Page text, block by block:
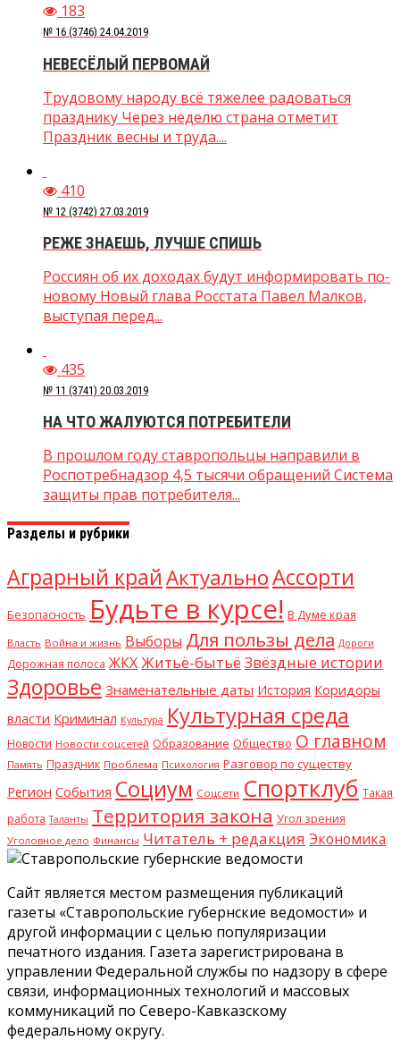
183
№ 16 (3746) 24.04.2019
НЕВЕСЁЛЫЙ ПЕРВОМАЙ
Трудовому народу всё тяжелее радоваться
празднику Через неделю страна отметит
Праздник весны и труда....
410
№ 12 (3742) 27.03.2019
РЕЖЕ ЗНАЕШЬ, ЛУЧШЕ СПИШЬ
Россиян об их доходах будут информировать по-
новому Новый глава Росстата Павел Малков,
выступая перед...
435
№ 11 (3741) 20.03.2019
НА ЧТО ЖАЛУЮТСЯ ПОТРЕБИТЕЛИ
В прошлом году ставропольцы направили в
Роспотребнадзор 4,5 тысячи обращений Система
защиты прав потребителя...
Разделы и рубрики
Аграрный крайАктуальноАссорти
Безопасность Будьте в курсе! В Думе края
Власть Война и жизнь Выборы Для пользы дела Дороги
Дорожная полоса ЖКХЖитьё-бытьё Звёздные истории
Здоровье Знаменательные даты История Коридоры
власти Криминал Культура Культурная среда
Новости Новости соцсетей Образование Общество О главном
Память Праздник Проблема Психология Разговор по существу
Регион События Социум Соцсети Спортклуб Такая
работа Таланты Территория закона Угол зрения
Уголовное дело Финансы Читатель + редакция Экономика
Сайт является местом размещения публикаций
газеты «Ставропольские губернские ведомости» и
другой информации с целью популяризации
печатного издания. Газета зарегистрирована в
управлении Федеральной службы по надзору в сфере
связи, информационных технологий и массовых
коммуникаций по Северо-Кавказскому
федеральному округу.